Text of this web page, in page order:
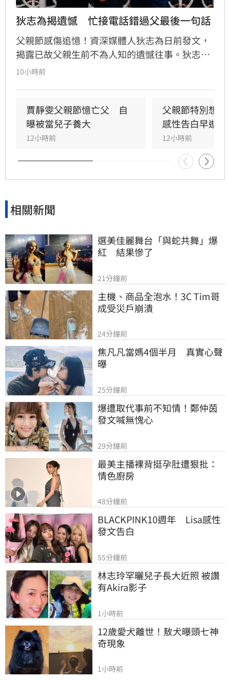
狄志為揭遺憾　忙接電話錯過父最後一句話
父親節感傷追憶！資深媒體人狄志為日前發文，
揭露已故父親生前不為人知的遺憾往事。狄志為
透露，父親一生以海為家，兩人相處時間極少，
在門外落淚。最讓狄志為心碎的是，當年陪病重
父親曬太陽時，自己因忙於接工作電話而忽視了
父親，沒想到那竟是父子最後的相處，父親回房
後便陷入永眠。這段錯過的對話成為他20年來心
中最深的遺憾，他以此感嘆，有些電話晚點接沒
關係，但錯過的親情與話語，可能再也無法挽
10小時前
賈靜雯父親節憶亡父　自
曝被當兒子養大
12小時前
父親節特別想
感性告白早逝父
12小時前
相關新聞
選美佳麗舞台「與蛇共舞」爆
紅　結果慘了
21分鐘前
主機、商品全泡水！3C Tim哥
成受災戶崩潰
24分鐘前
焦凡凡當媽4個半月　真實心聲
曝
25分鐘前
爆遭取代事前不知情！鄭仲茵
發文喊無愧心
29分鐘前
最美主播裸背挺孕肚遭狠批：
情色廚房
48分鐘前
BLACKPINK10週年　Lisa感性
發文告白
55分鐘前
林志玲罕曬兒子長大近照 被讚
有Akira影子
1小時前
12歲愛犬離世！敖犬曝頭七神
奇現象
1小時前